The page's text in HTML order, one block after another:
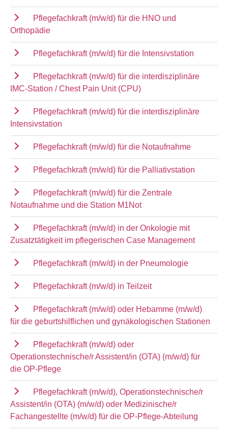
Pflegefachkraft (m/w/d) für die HNO und
Orthopädie
Pflegefachkraft (m/w/d) für die Intensivstation
Pflegefachkraft (m/w/d) für die interdisziplinäre
IMC-Station / Chest Pain Unit (CPU)
Pflegefachkraft (m/w/d) für die interdisziplinäre
Intensivstation
Pflegefachkraft (m/w/d) für die Notaufnahme
Pflegefachkraft (m/w/d) für die Palliativstation
Pflegefachkraft (m/w/d) für die Zentrale
Notaufnahme und die Station M1Not
Pflegefachkraft (m/w/d) in der Onkologie mit
Zusatztätigkeit im pflegerischen Case Management
Pflegefachkraft (m/w/d) in der Pneumologie
Pflegefachkraft (m/w/d) in Teilzeit
Pflegefachkraft (m/w/d) oder Hebamme (m/w/d)
für die geburtshilflichen und gynäkologischen Stationen
Pflegefachkraft (m/w/d) oder
Operationstechnische/r Assistent/in (OTA) (m/w/d) für
die OP-Pflege
Pflegefachkraft (m/w/d), Operationstechnische/r
Assistent/in (OTA) (m/w/d) oder Medizinische/r
Fachangestellte (m/w/d) für die OP-Pflege-Abteilung